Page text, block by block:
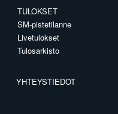
TULOKSET
SM-pistetilanne
Livetulokset
Tulosarkisto
YHTEYSTIEDOT